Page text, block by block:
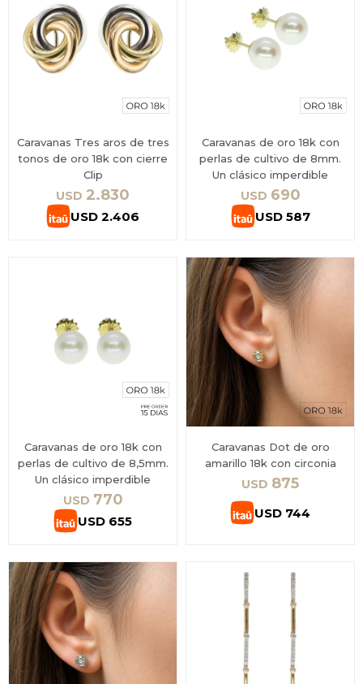
Caravanas Tres aros de tres
tonos de oro 18k con cierre
Clip
USD 2.830
USD 2.406
Caravanas de oro 18k con
perlas de cultivo de 8mm.
Un clásico imperdible
USD 690
USD 587
Caravanas de oro 18k con
perlas de cultivo de 8,5mm.
Un clásico imperdible
USD 770
USD 655
Caravanas Dot de oro
amarillo 18k con circonia
USD 875
USD 744